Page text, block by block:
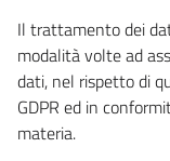
Il trattamento dei
modalità volte ad
dati, nel rispetto di
GDPR ed in
materia.